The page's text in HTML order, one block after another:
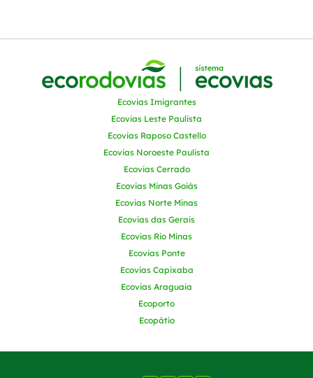
Ecovias Imigrantes
Ecovias Leste Paulista
Ecovias Raposo Castello
Ecovias Noroeste Paulista
Ecovias Cerrado
Ecovias Minas Goiás
Ecovias Norte Minas
Ecovias das Gerais
Ecovias Rio Minas
Ecovias Ponte
Ecovias Capixaba
Ecovias Araguaia
Ecoporto
Ecopátio